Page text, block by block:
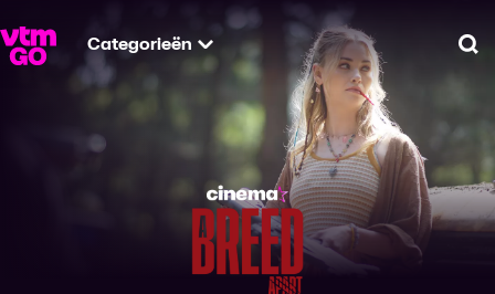
Categorieën
A Breed Apart